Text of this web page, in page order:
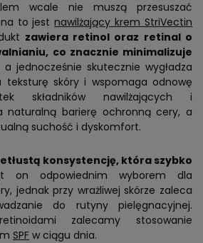
wcale nie muszą przesuszać
na to jestnawilżający krem StriVectin
zawiera retinol oraz retinal o
co znacznie minimalizuje
a jednocześnie skutecznie wygładza
teksturę skóry i wspomaga odnowę
składników nawilżających i
naturalną barierę ochronną cery, a
suchość i dyskomfort.
konsystencję, która szybko
on odpowiednim wyborem dla
jednak przy wrażliwej skórze zaleca
do rutyny pielęgnacyjnej.
zalecamy stosowanie
SPF w ciągu dnia.